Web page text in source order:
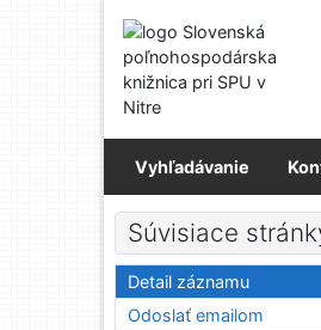
Prejsť na menu
Prehlásenie o
Vyhľadávanie
Súvisiace
Detail záznamu
Odoslať emailom